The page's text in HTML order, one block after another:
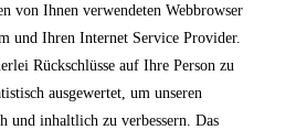
von Ihnen verwendeten Webbrowser
und Ihren Internet Service Provider.
Rückschlüsse auf Ihre Person zu
ausgewertet, um unseren
und inhaltlich zu verbessern. Das